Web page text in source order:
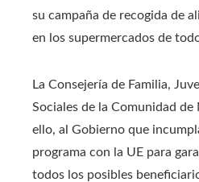
su campaña de recogida de
en los supermercados de
La Consejería de Familia,
Sociales de la Comunidad
ello, al Gobierno que
programa con la UE para
todos los posibles